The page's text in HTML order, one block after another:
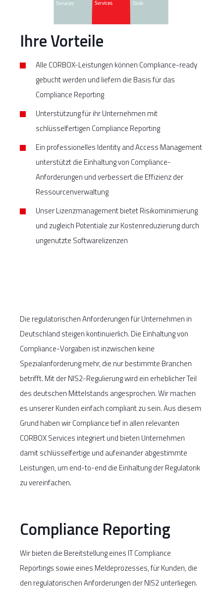
Ihre Vorteile
Alle CORBOX-Leistungen können Compliance-ready
gebucht werden und liefern die Basis für das
Compliance Reporting
Unterstützung für ihr Unternehmen mit
schlüsselfertigen Compliance Reporting
Ein professionelles Identity and Access Management
unterstützt die Einhaltung von Compliance-
Anforderungen und verbessert die Effizienz der
Ressourcenverwaltung
Unser Lizenzmanagement bietet Risikominimierung
und zugleich Potentiale zur Kostenreduzierung durch
ungenutzte Softwarelizenzen
Die regulatorischen Anforderungen für Unternehmen in
Deutschland steigen kontinuierlich. Die Einhaltung von
Compliance-Vorgaben ist inzwischen keine
Spezialanforderung mehr, die nur bestimmte Branchen
betrifft. Mit der NIS2-Regulierung wird ein erheblicher Teil
des deutschen Mittelstands angesprochen. Wir machen
es unserer Kunden einfach compliant zu sein. Aus diesem
Grund haben wir Compliance tief in allen relevanten
CORBOX Services integriert und bieten Unternehmen
damit schlüsselfertige und aufeinander abgestimmte
Leistungen, um end-to-end die Einhaltung der Regulatorik
zu vereinfachen.
Compliance Reporting
Wir bieten die Bereitstellung eines IT Compliance
Reportings sowie eines Meldeprozesses, für Kunden, die
den regulatorischen Anforderungen der NIS2 unterliegen.